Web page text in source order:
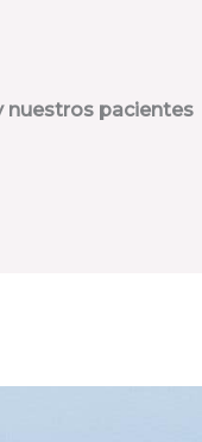
nuestros pacientes